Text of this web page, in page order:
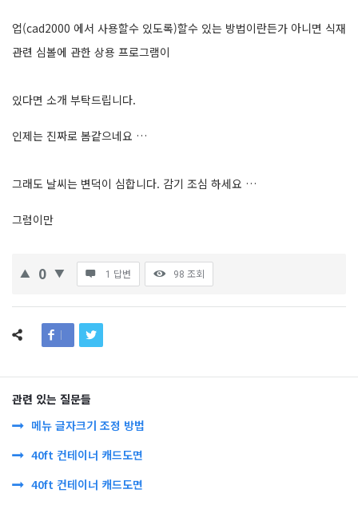
업(cad2000 에서 사용할수 있도록)할수 있는 방법이란든가 아니면 식재
관련 심볼에 관한 상용 프로그램이
있다면 소개 부탁드립니다.
인제는 진짜로 봄같으네요 …
그래도 날씨는 변덕이 심합니다. 감기 조심 하세요 …
그럼이만
0 1 답변 98 조회
관련 있는 질문들
메뉴 글자크기 조정 방법
40ft 컨테이너 캐드도면
40ft 컨테이너 캐드도면